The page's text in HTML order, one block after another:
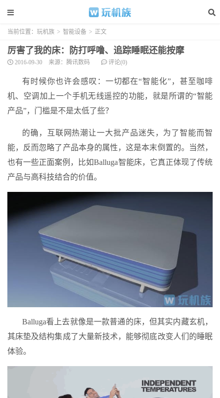
当前位置： 玩机族 > 智能设备 > 正文
厉害了我的床：防打呼噜、追踪睡眠还能按摩
2016-09-30 来源：腾讯数码 评论(0)
有时候你也许会感叹：一切都在“智能化”，甚至咖啡
机、空调加上一个手机无线遥控的功能，就是所谓的“智能
产品”，门槛是不是太低了些？
的确，互联网热潮让一大批产品迷失，为了智能而智
能，反而忽略了产品本身的属性，这是本末倒置的。当然，
也有一些正面案例，比如Balluga智能床，它真正体现了传统
产品与高科技结合的价值。
Balluga看上去就像是一款普通的床，但其实内藏玄机，
其床垫及结构集成了大量新技术，能够彻底改变人们的睡眠
体验。